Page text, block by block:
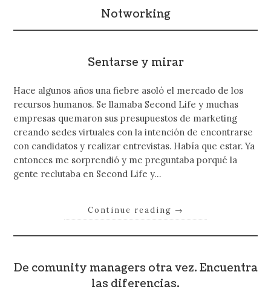
Notworking
Sentarse y mirar
Hace algunos años una fiebre asoló el mercado de los
recursos humanos. Se llamaba Second Life y muchas
empresas quemaron sus presupuestos de marketing
creando sedes virtuales con la intención de encontrarse
con candidatos y realizar entrevistas. Había que estar. Ya
entonces me sorprendió y me preguntaba porqué la
gente reclutaba en Second Life y…
Continue reading →
De comunity managers otra vez. Encuentra
las diferencias.